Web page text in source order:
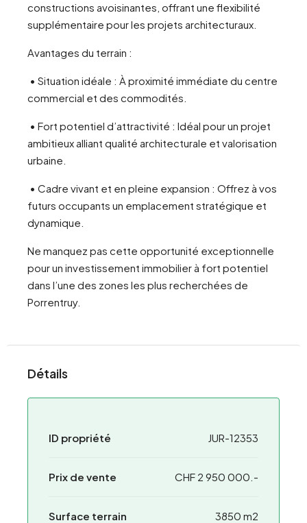
constructions avoisinantes, offrant une flexibilité
supplémentaire pour les projets architecturaux.
Avantages du terrain :
• Situation idéale : À proximité immédiate du centre
commercial et des commodités.
• Fort potentiel d’attractivité : Idéal pour un projet
ambitieux alliant qualité architecturale et valorisation
urbaine.
• Cadre vivant et en pleine expansion : Offrez à vos
futurs occupants un emplacement stratégique et
dynamique.
Ne manquez pas cette opportunité exceptionnelle
pour un investissement immobilier à fort potentiel
dans l’une des zones les plus recherchées de
Porrentruy.
Détails
ID propriété JUR-12353
Prix de vente CHF 2 950 000.-
Surface terrain 3850 m2